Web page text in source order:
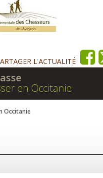
L'ACTUALITÉ
en Occitanie
Occitanie